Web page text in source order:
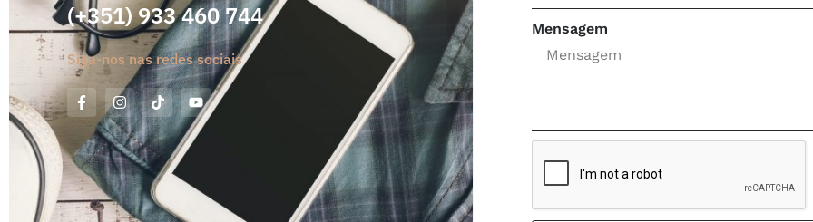
(+351) 933 460 744
Siga-nos nas redes sociais
Mensagem